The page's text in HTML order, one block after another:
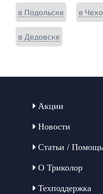
в Подольске в
в Дедовске
Акции
Новости
Статьи / Помощь
О Триколор
Техподдержка